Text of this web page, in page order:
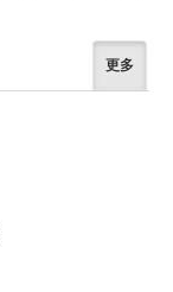
更多